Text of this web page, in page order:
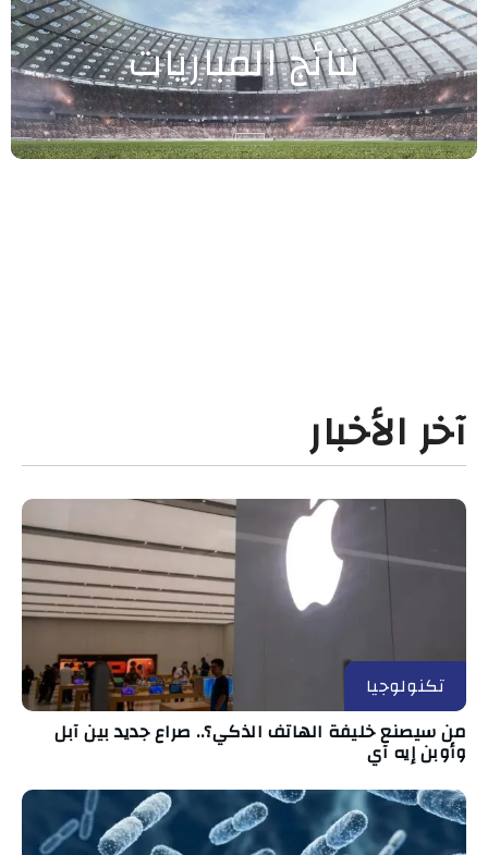
نتائج المباريات
آخر الأخبار
تكنولوجيا
من سيصنع خليفة الهاتف الذكي؟.. صراع جديد بين آبل
وأوبن إيه آي